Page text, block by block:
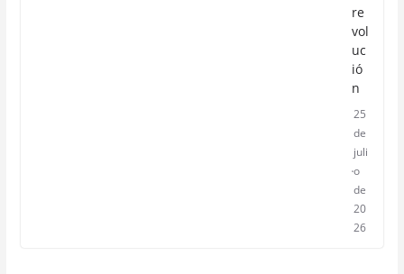
re
vol
uc
ió
n
25
de
juli
o
de
20
26